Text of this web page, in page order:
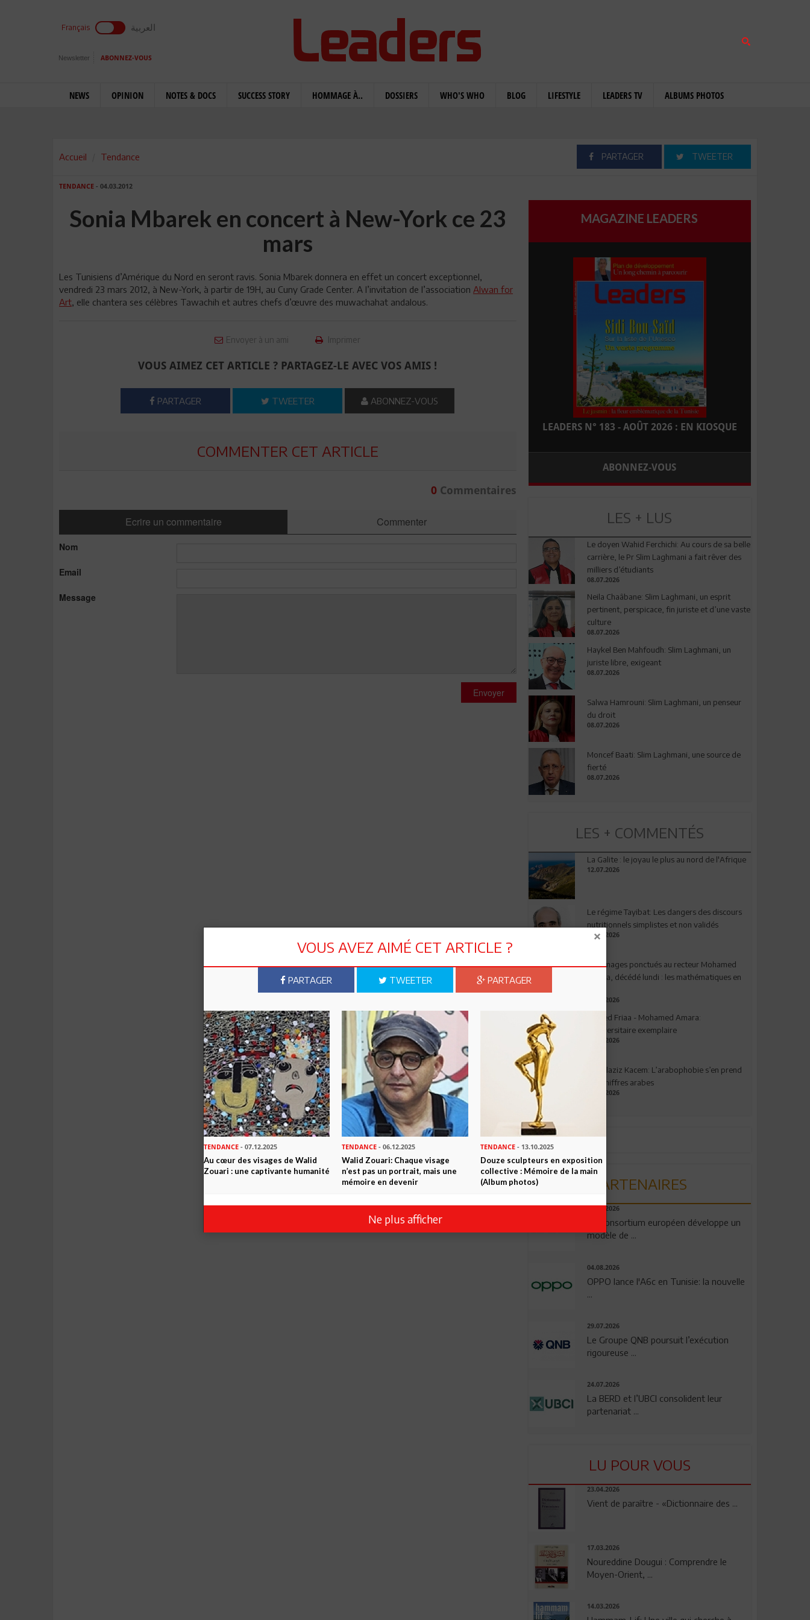
Français العربية
Newsletter ABONNEZ-VOUS
NEWS OPINION NOTES & DOCS SUCCESS STORY HOMMAGE À.. DOSSIERS WHO'S WHO BLOG LIFESTYLE LEADERS TV ALBUMS PHOTOS
Accueil Tendance PARTAGER TWEETER
TENDANCE - 04.03.2012
Sonia Mbarek en concert à New-York ce 23
mars
Les Tunisiens d’Amérique du Nord en seront ravis. Sonia Mbarek donnera en effet un concert exceptionnel,
vendredi 23 mars 2012, à New-York, à partir de 19H, au Cuny Grade Center. A l’invitation de l’association Alwan for
Art, elle chantera ses célèbres Tawachih et autres chefs d’œuvre des muwachahat andalous.
Envoyer à un ami Imprimer
VOUS AIMEZ CET ARTICLE ? PARTAGEZ-LE AVEC VOS AMIS !
PARTAGER TWEETER ABONNEZ-VOUS
COMMENTER CET ARTICLE
0Commentaires
Ecrire un commentaire Commenter
Nom
Email
Message
Envoyer
MAGAZINE LEADERS
LEADERS N° 183 - AOÛT 2026 : EN KIOSQUE
ABONNEZ-VOUS
LES + LUS
Le doyen Wahid Ferchichi: Au cours de sa belle
carrière, le Pr Slim Laghmani a fait rêver des
milliers d’étudiants
08.07.2026
Neila Chaâbane: Slim Laghmani, un esprit
pertinent, perspicace, fin juriste et d’une vaste
culture
08.07.2026
Haykel Ben Mahfoudh: Slim Laghmani, un
juriste libre, exigeant
08.07.2026
Salwa Hamrouni: Slim Laghmani, un penseur
du droit
08.07.2026
Moncef Baati: Slim Laghmani, une source de
fierté
08.07.2026
LES + COMMENTÉS
La Galite : le joyau le plus au nord de l'Afrique
12.07.2026
Le régime Tayibat: Les dangers des discours
nutritionnels simplistes et non validés
09.07.2026
Hommages ponctués au recteur Mohamed
Amara, décédé lundi : les mathématiques en
03.08.2026
Ahmed Friaa - Mohamed Amara:
l’Universitaire exemplaire
04.08.2026
Abdelaziz Kacem: L’arabophobie s’en prend
aux chiffres arabes
09.07.2026
PARTENAIRES
06.08.2026
Un consortium européen développe un
modèle de ...
04.08.2026
OPPO lance l'A6c en Tunisie: la nouvelle
29.07.2026
Le Groupe QNB poursuit l’exécution
rigoureuse ...
24.07.2026
La BERD et l’UBCI consolident leur
partenariat ...
LU POUR VOUS
23.04.2026
Vient de paraître - «Dictionnaire des ...
17.03.2026
Noureddine Dougui : Comprendre le
Moyen-Orient, ...
14.03.2026
VOUS AVEZ AIMÉ CET ARTICLE ?
PARTAGER TWEETER PARTAGER
TENDANCE - 07.12.2025
Au cœur des visages de Walid
Zouari : une captivante humanité
TENDANCE - 06.12.2025
Walid Zouari: Chaque visage
n’est pas un portrait, mais une
mémoire en devenir
TENDANCE- 13.10.2025
Douze sculpteurs en exposition
collective : Mémoire de la main
(Album photos)
Ne plus afficher